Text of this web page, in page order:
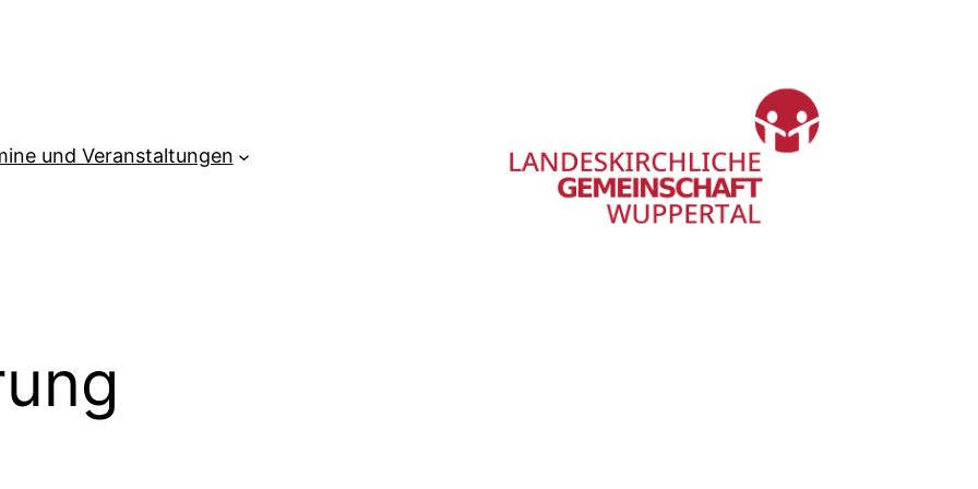
und Veranstaltungen